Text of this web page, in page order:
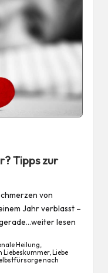
Tipps zur
von
Jahr verblasst –
lesen
Heilung,
Liebeskummer, Liebe
nach